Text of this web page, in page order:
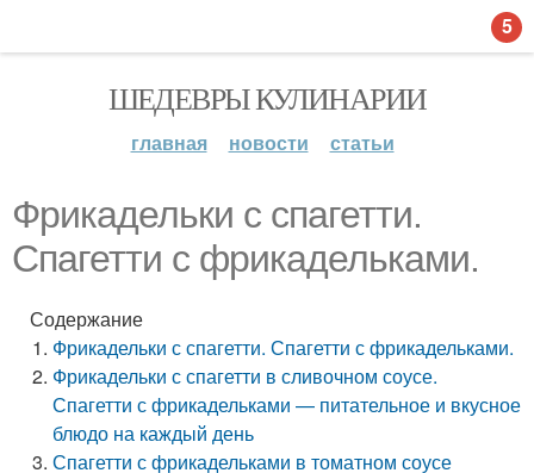
ШЕДЕВРЫ КУЛИНАРИИ
главная новости статьи
Фрикадельки с спагетти.
Спагетти с фрикадельками.
Содержание
Фрикадельки с спагетти. Спагетти с фрикадельками.
Фрикадельки с спагетти в сливочном соусе.
Спагетти с фрикадельками — питательное и вкусное
блюдо на каждый день
Спагетти с фрикадельками в томатном соусе
5